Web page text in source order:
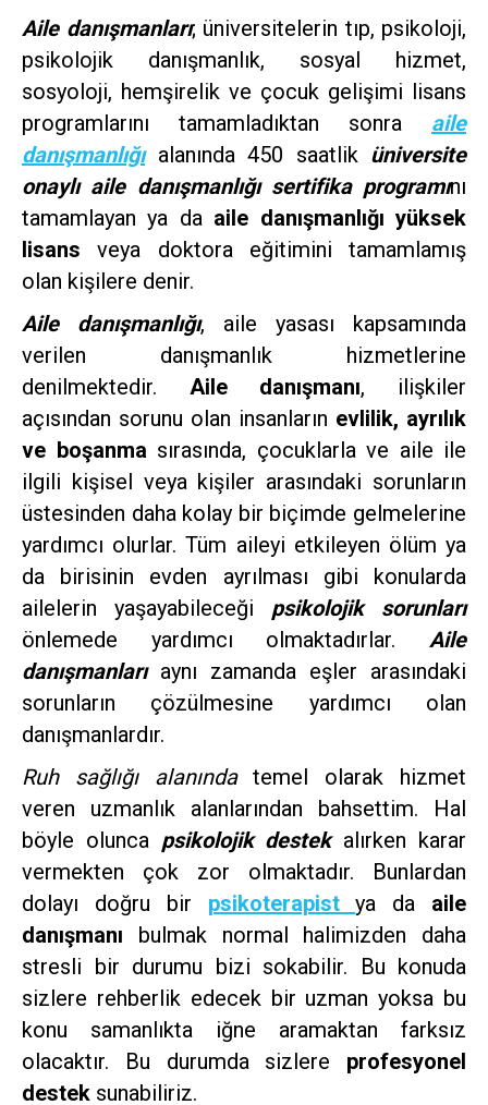
Aile danışmanları; üniversitelerin tıp, psikoloji,
psikolojik danışmanlık, sosyal hizmet,
sosyoloji, hemşirelik ve çocuk gelişimi lisans
programlarını tamamladıktan sonra aile
danışmanlığıalanında 450 saatlik üniversite
onaylı aile danışmanlığı sertifika programını
tamamlayan ya da aile danışmanlığı yüksek
lisans veya doktora eğitimini tamamlamış
olan kişilere denir.
Aile danışmanlığı, aile yasası kapsamında
verilen danışmanlık hizmetlerine
denilmektedir. Aile danışmanı, ilişkiler
açısından sorunu olan insanların evlilik, ayrılık
ve boşanma sırasında, çocuklarla ve aile ile
ilgili kişisel veya kişiler arasındaki sorunların
üstesinden daha kolay bir biçimde gelmelerine
yardımcı olurlar. Tüm aileyi etkileyen ölüm ya
da birisinin evden ayrılması gibi konularda
ailelerin yaşayabileceği psikolojik sorunları
önlemede yardımcı olmaktadırlar. Aile
danışmanlarıaynı zamanda eşler arasındaki
sorunların çözülmesine yardımcı olan
danışmanlardır.
Ruh sağlığı alanındatemel olarak hizmet
veren uzmanlık alanlarından bahsettim. Hal
böyle olunca psikolojik destekalırken karar
vermekten çok zor olmaktadır. Bunlardan
dolayı doğru bir psikoterapistya da aile
danışmanı bulmak normal halimizden daha
stresli bir durumu bizi sokabilir. Bu konuda
sizlere rehberlik edecek bir uzman yoksa bu
konu samanlıkta iğne aramaktan farksız
olacaktır. Bu durumda sizlere profesyonel
destek sunabiliriz.